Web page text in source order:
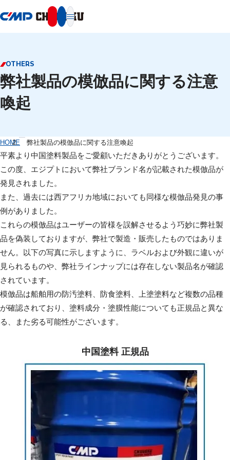
OTHERS
弊社製品の模倣品に関する注意
喚起
HOME 弊社製品の模倣品に関する注意喚起
平素より中国塗料製品をご愛顧いただきありがとうございます。
この度、エジプトにおいて弊社ブランド名が記載された模倣品が
発見されました。
また、過去には西アフリカ地域においても同様な模倣品発見の事
例がありました。
これらの模倣品はユーザーの皆様を誤解させるよう巧妙に弊社製
品を偽装しておりますが、弊社で製造・販売したものではありま
せん。以下の写真に示しますように、ラベルおよび外観に違いが
見られるものや、弊社ラインナップには存在しない製品名が確認
されています。
模倣品は船舶用の防汚塗料、防食塗料、上塗塗料など複数の品種
が確認されており、塗料成分・塗膜性能についても正規品と異な
る、また劣る可能性がございます。
中国塗料 正規品